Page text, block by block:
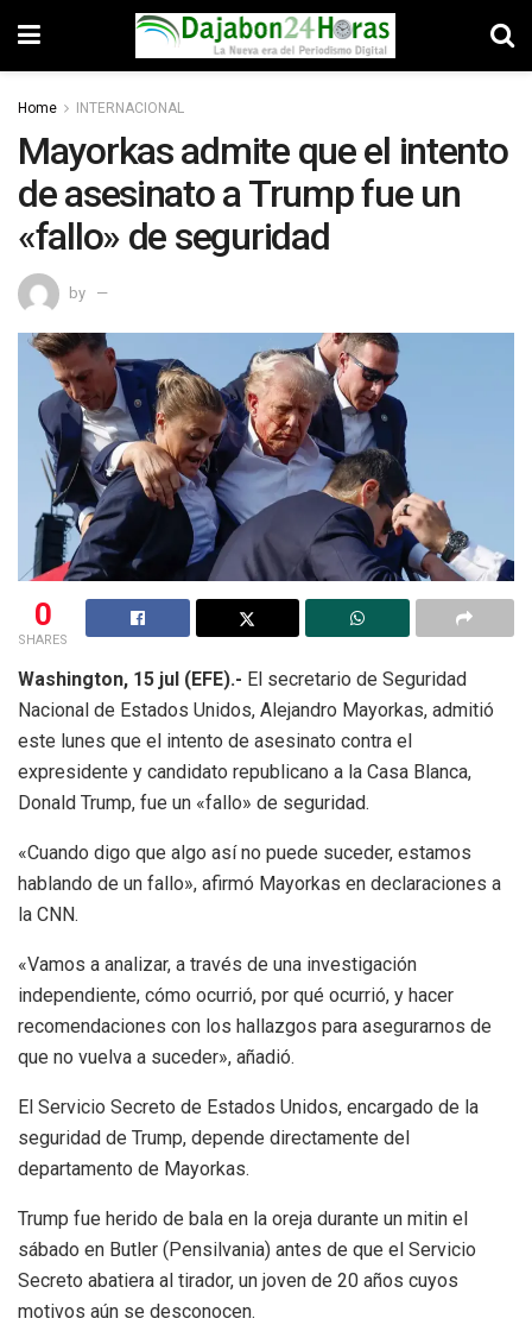
Home INTERNACIONAL
Mayorkas admite que el intento
de asesinato a Trump fue un
«fallo» de seguridad
by
0
SHARES
Washington, 15 jul (EFE).- El secretario de Seguridad
Nacional de Estados Unidos, Alejandro Mayorkas, admitió
este lunes que el intento de asesinato contra el
expresidente y candidato republicano a la Casa Blanca,
Donald Trump, fue un «fallo» de seguridad.
«Cuando digo que algo así no puede suceder, estamos
hablando de un fallo», afirmó Mayorkas en declaraciones a
la CNN.
«Vamos a analizar, a través de una investigación
independiente, cómo ocurrió, por qué ocurrió, y hacer
recomendaciones con los hallazgos para asegurarnos de
que no vuelva a suceder», añadió.
El Servicio Secreto de Estados Unidos, encargado de la
seguridad de Trump, depende directamente del
departamento de Mayorkas.
Trump fue herido de bala en la oreja durante un mitin el
sábado en Butler (Pensilvania) antes de que el Servicio
Secreto abatiera al tirador, un joven de 20 años cuyos
motivos aún se desconocen.